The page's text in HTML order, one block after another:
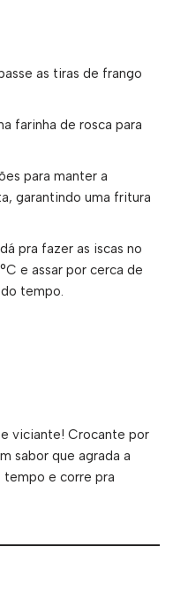
as tiras de frango
farinha de rosca para
para manter a
garantindo uma fritura
pra fazer as iscas no
e assar por cerca de
tempo.
viciante! Crocante por
sabor que agrada a
tempo e corre pra